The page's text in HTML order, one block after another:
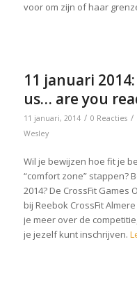
voor om zijn of haar
11 januari
us… are you
11 januari, 2014 / 0 Reacties /
Wesley
Wil je bewijzen hoe fit je
“comfort zone” stappen?
2014? De CrossFit
bij Reebok CrossFit
je meer over de
je jezelf kunt inschrijven.